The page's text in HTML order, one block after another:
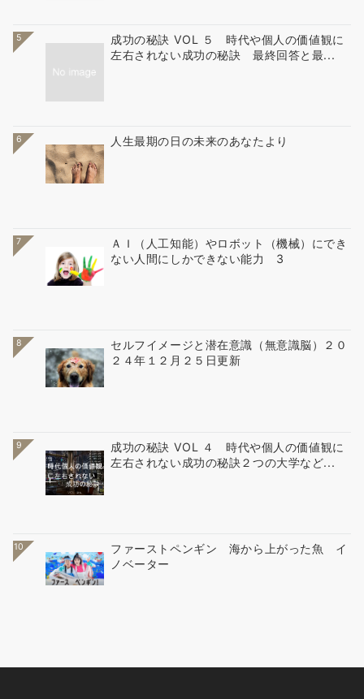
5
成功の秘訣 VOL ５ 時代や個人の価値観に
左右されない成功の秘訣 最終回答と最...
6 人生最期の日の未来のあなたより
7
ＡＩ（人工知能）やロボット（機械）にでき
ない人間にしかできない能力 3
8
セルフイメージと潜在意識（無意識脳）２０
２４年１２月２５日更新
9
成功の秘訣 VOL ４ 時代や個人の価値観に
左右されない成功の秘訣２つの大学など...
10
ファーストペンギン 海から上がった魚 イ
ノベーター